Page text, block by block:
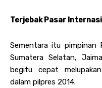
Terjebak Pasar
Sementara itu pimpinan
Sumatera Selatan,
begitu cepat
dalam pilpres 2014.